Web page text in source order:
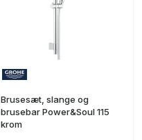
Brusesæt, slange og
brusebar Power&Soul 115
krom